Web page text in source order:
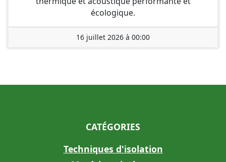
écologique.
16 juillet 2026 à 00:00
CATÉGORIES
Techniques d'isolation